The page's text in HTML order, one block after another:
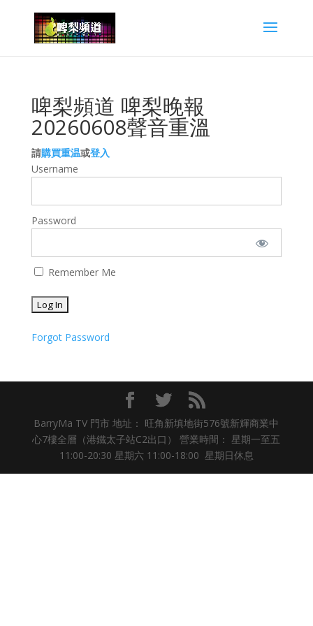
啤梨頻道 啤梨晚報
20260608聲音重溫
請購買重温或登入
Username
Password
Remember Me
Forgot Password
BarryMa TV 門市 地址： 旺角新填地街576號新輝商業中
心7樓全層（港鐵太子站C2出口） 營業時間： 星期一至五
11:00-20:30 星期六 11:00-18:00 星期日休息